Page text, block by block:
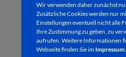
Wir verwenden daher zunächst
Zusätzliche Cookies werden nur
Einstellungen eventuell nicht alle
Ihre Zustimmung zu geben, zu
aufrufen. Weitere Informationen
Webseite finden Sie im Impressum.
Montag,
ganztägig: